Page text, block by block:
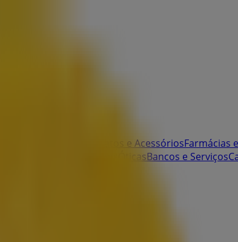
Roupa, Sapatos e AcessóriosFarmácias
ÓticasBancos e Serviços